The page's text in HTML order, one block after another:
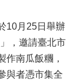
月25日舉辦
，邀請臺北市
作南瓜飯糰，
與者憑市集全